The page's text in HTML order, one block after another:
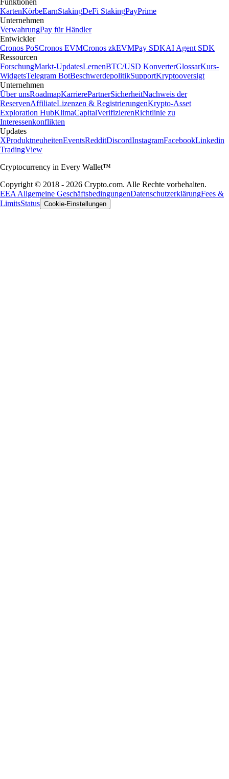
Funktionen
KartenKörbeEarnStakingDeFi StakingPayPrime
Unternehmen
VerwahrungPay für Händler
Entwickler
Cronos PoSCronos EVMCronos zkEVMPay SDKAI Agent SDK
Ressourcen
ForschungMarkt-UpdatesLernenBTC/USD KonverterGlossarKurs-
WidgetsTelegram BotBeschwerdepolitikSupportKryptooversigt
Unternehmen
Über unsRoadmapKarrierePartnerSicherheitNachweis der
ReservenAffiliateLizenzen & RegistrierungenKrypto-Asset
Exploration HubKlimaCapitalVerifizierenRichtlinie zu
Interessenkonflikten
Updates
XProduktneuheitenEventsRedditDiscordInstagramFacebookLinkedin
TradingView
Cryptocurrency in Every Wallet™
Copyright © 2018 - 2026 Crypto.com. Alle Rechte vorbehalten.
EEA Allgemeine GeschäftsbedingungenDatenschutzerklärungFees &
LimitsStatus Cookie-Einstellungen